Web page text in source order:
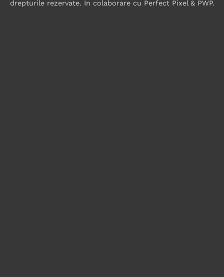
drepturile rezervate. In colaborare cu Perfect Pixel& PWP.